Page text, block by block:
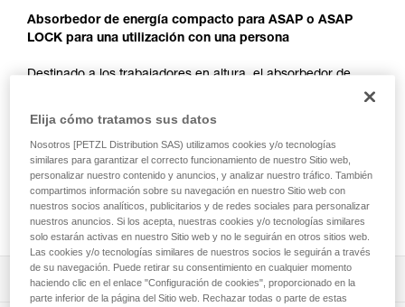
Absorbedor de energía compacto para ASAP o ASAP
LOCK para una utilización con una persona
Destinado a los trabajadores en altura, el absorbedor de
separado de la cuerda para protegerla durante las fases de
trabajo. Equipado con una cinta de desgarro, situada en una
funda que se puede abrir y reemplazar, el absorbedor está
protegido de la abrasión. Está disponible en dos longitudes
para escoger el mejor compromiso entre reducción de la
altura de la caída y trabajo separado de la cuerda.
Descripción
Elija cómo tratamos sus datos
Nosotros [PETZL Distribution SAS) utilizamos cookies y/o tecnologías
similares para garantizar el correcto funcionamiento de nuestro Sitio web,
personalizar nuestro contenido y anuncios, y analizar nuestro tráfico. También
compartimos información sobre su navegación en nuestro Sitio web con
nuestros socios analíticos, publicitarios y de redes sociales para personalizar
nuestros anuncios. Si los acepta, nuestras cookies y/o tecnologías similares
solo estarán activas en nuestro Sitio web y no le seguirán en otros sitios web.
Las cookies y/o tecnologías similares de nuestros socios le seguirán a través
de su navegación. Puede retirar su consentimiento en cualquier momento
haciendo clic en el enlace "Configuración de cookies", proporcionado en la
parte inferior de la página del Sitio web. Rechazar todas o parte de estas